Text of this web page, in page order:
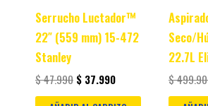
Serrucho Luctador™
22″ (559 mm) 15-472
Stanley
$47.990 $ 37.990
Seco/
22.7L
$